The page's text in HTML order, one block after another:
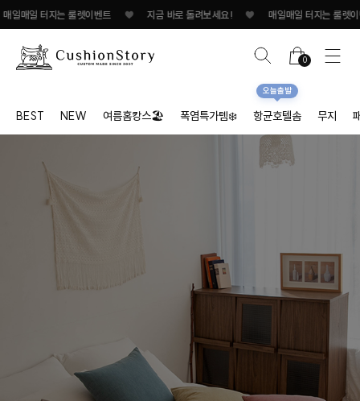
는 룰렛이벤트 ♥ 지금 바로 돌려보세요! ♥ 매일매일 터지는 룰렛이벤트 ♥
0
BEST NEW 여름홈캉스🏖 폭염특가템❄️ 항균호텔솜
오늘출발
무지